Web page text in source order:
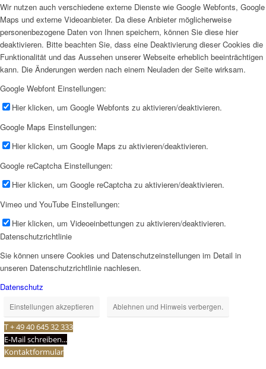
Wir nutzen auch verschiedene externe Dienste wie Google Webfonts, Google
Maps und externe Videoanbieter. Da diese Anbieter möglicherweise
personenbezogene Daten von Ihnen speichern, können Sie diese hier
deaktivieren. Bitte beachten Sie, dass eine Deaktivierung dieser Cookies die
Funktionalität und das Aussehen unserer Webseite erheblich beeinträchtigen
kann. Die Änderungen werden nach einem Neuladen der Seite wirksam.
Google Webfont Einstellungen:
Hier klicken, um Google Webfonts zu aktivieren/deaktivieren.
Google Maps Einstellungen:
Hier klicken, um Google Maps zu aktivieren/deaktivieren.
Google reCaptcha Einstellungen:
Hier klicken, um Google reCaptcha zu aktivieren/deaktivieren.
Vimeo und YouTube Einstellungen:
Hier klicken, um Videoeinbettungen zu aktivieren/deaktivieren.
Datenschutzrichtlinie
Sie können unsere Cookies und Datenschutzeinstellungen im Detail in
unseren Datenschutzrichtlinie nachlesen.
Datenschutz
Einstellungen akzeptieren Ablehnen und Hinweis verbergen.
T + 49 40 645 32 333
E-Mail schreiben...
Kontaktformular